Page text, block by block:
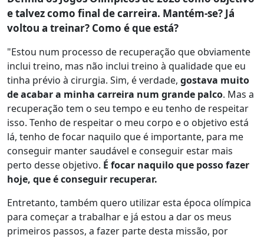
e talvez como final de carreira. Mantém-se? Já
voltou a treinar? Como é que está?
"Estou num processo de recuperação que obviamente
inclui treino, mas não inclui treino à qualidade que eu
tinha prévio à cirurgia. Sim, é verdade, gostava muito
de acabar a minha carreira num grande palco. Mas a
recuperação tem o seu tempo e eu tenho de respeitar
isso. Tenho de respeitar o meu corpo e o objetivo está
lá, tenho de focar naquilo que é importante, para me
conseguir manter saudável e conseguir estar mais
perto desse objetivo. É focar naquilo que posso fazer
hoje, que é conseguir recuperar.
Entretanto, também quero utilizar esta época olímpica
para começar a trabalhar e já estou a dar os meus
primeiros passos, a fazer parte desta missão, por